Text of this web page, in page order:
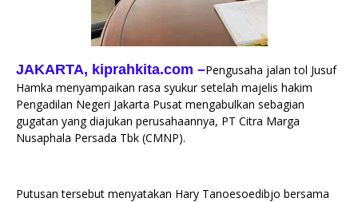
JAKARTA, kiprahkita.com –Pengusaha jalan tol Jusuf
Hamka menyampaikan rasa syukur setelah majelis hakim
Pengadilan Negeri Jakarta Pusat mengabulkan sebagian
gugatan yang diajukan perusahaannya, PT Citra Marga
Nusaphala Persada Tbk (CMNP).
Putusan tersebut menyatakan Hary Tanoesoedibjo bersama